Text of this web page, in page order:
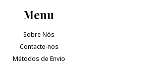
Menu
Sobre Nós
Contacte-nos
Métodos de Envio